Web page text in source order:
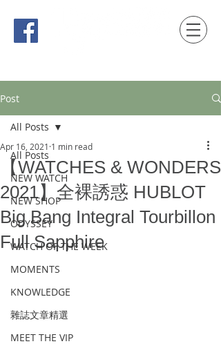
Post
All Posts
NEW WATCH
NEW SHOP
ODYSSEY
WATCH OF THE WEEK
MOMENTS
KNOWLEDGE
雜誌文章精選
MEET THE VIP
All Posts
【WATCHES & WONDERS
2021】全裸誘惑 HUBLOT
Big Bang Integral Tourbillon
Full Sapphire
Apr 16, 2021 1 min read